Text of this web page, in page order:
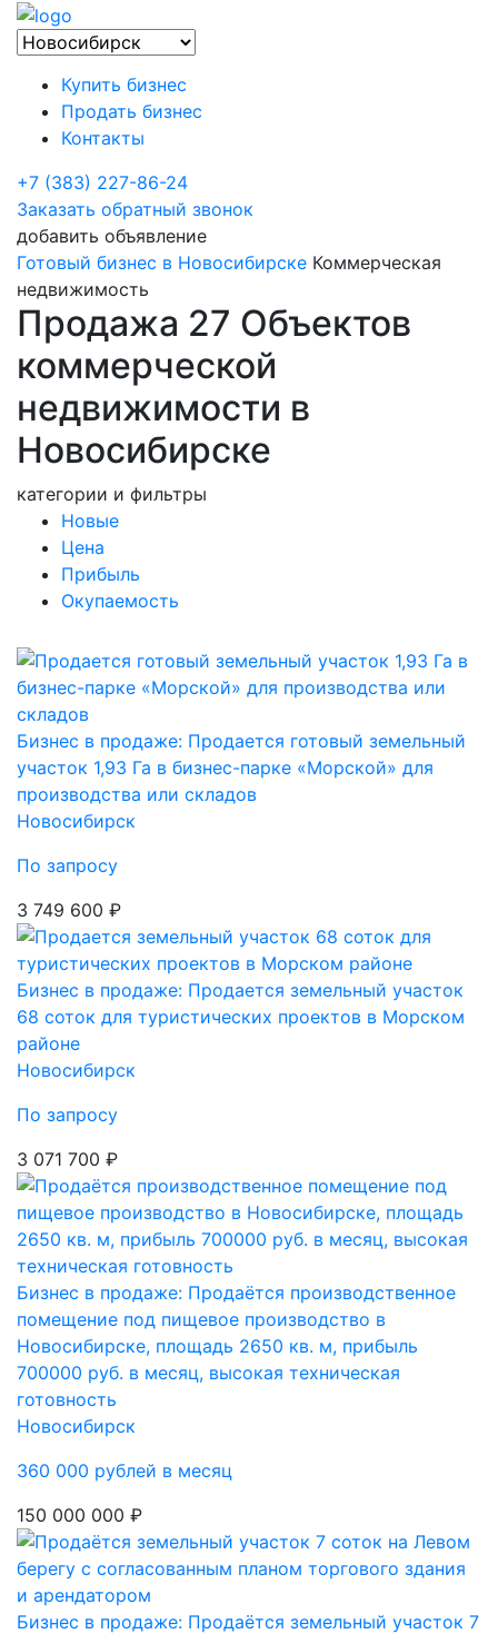
Купить бизнес
Продать бизнес
Контакты
+7 (383) 227-86-24
Заказать обратный звонок
добавить объявление
Готовый бизнес в Новосибирске Коммерческая
недвижимость
Продажа 27 Объектов
коммерческой
недвижимости в
Новосибирске
категории и фильтры
Новые
Цена
Прибыль
Окупаемость
Бизнес в продаже: Продается готовый земельный
участок 1,93 Га в бизнес-парке «Морской» для
производства или складов
Новосибирск
По запросу
3 749 600 ₽
Бизнес в продаже: Продается земельный участок
68 соток для туристических проектов в Морском
районе
Новосибирск
По запросу
3 071 700 ₽
Бизнес в продаже: Продаётся производственное
помещение под пищевое производство в
Новосибирске, площадь 2650 кв. м, прибыль
700000 руб. в месяц, высокая техническая
готовность
Новосибирск
360 000 рублей в месяц
150 000 000 ₽
Бизнес в продаже: Продаётся земельный участок 7